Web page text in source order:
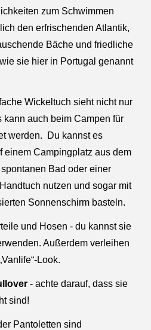
zum Schwimmen
den erfrischenden Atlantik,
Bäche und friedliche
sie hier in Portugal genannt
Wickeltuch sieht nicht nur
kann auch beim Campen für
werden. Du kannst es
einem Campingplatz aus dem
Bad oder einer
nutzen und sogar mit
Sonnenschirm basteln.
und Hosen - du kannst sie
Außerdem verleihen
Look.
- achte darauf, dass sie
sind!
Pantoletten sind